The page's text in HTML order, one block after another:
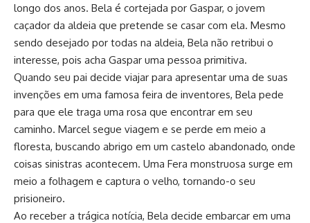
longo dos anos. Bela é cortejada por Gaspar, o jovem
caçador da aldeia que pretende se casar com ela. Mesmo
sendo desejado por todas na aldeia, Bela não retribui o
interesse, pois acha Gaspar uma pessoa primitiva.
Quando seu pai decide viajar para apresentar uma de suas
invenções em uma famosa feira de inventores, Bela pede
para que ele traga uma rosa que encontrar em seu
caminho. Marcel segue viagem e se perde em meio a
floresta, buscando abrigo em um castelo abandonado, onde
coisas sinistras acontecem. Uma Fera monstruosa surge em
meio a folhagem e captura o velho, tornando-o seu
prisioneiro.
Ao receber a trágica notícia, Bela decide embarcar em uma